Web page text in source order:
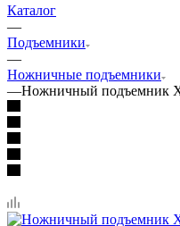
Каталог
—
Подъемники
—
Ножничные подъемники
—Ножничный подъемник